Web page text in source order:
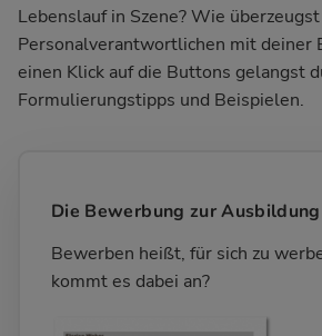
Lebenslauf in Szene? Wie
Personalverantwortlichen mit deiner
einen Klick auf die Buttons gelangst
Formulierungstipps und Beispielen.
Die Bewerbung zur Ausbildung
Bewerben heißt, für sich zu
kommt es dabei an?